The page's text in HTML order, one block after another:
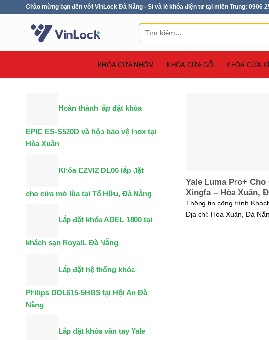
Chào mừng bạn đến với VinLock Đà Nẵng - Sỉ và lẻ khóa điện tử tại miền Trung: 0906
Tìm
kiếm:
KHÓA CỬA NHÔM KHÓA CỬA GỖ KHÓA CỬA
Hoàn thành lắp đặt khóa
EPIC ES-S520D và hộp bảo vệ Inox tại
Hòa Xuân
Khóa EZVIZ DL06 lắp đặt
cho cửa mở lùa tại Tố Hữu, Đà Nẵng
Lắp đặt khóa ADEL 1800 tại
khách sạn RoyalL Đà Nẵng
Lắp đặt hệ thống khóa
Philips DDL615-5HBS tại Hội An Đà
Nẵng
Lắp đặt khóa vân tay Yale
Yale Luma Pro+ Cho
Xingfa – Hòa Xuân,
Thông tin công trình
Địa chỉ: Hòa Xuân, Đà